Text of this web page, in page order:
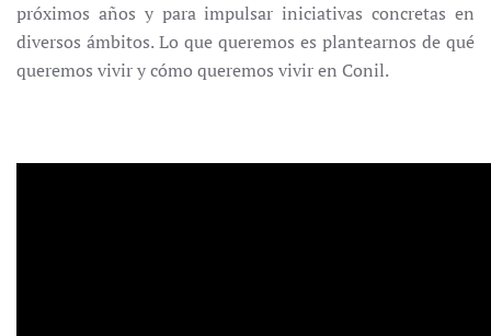
próximos años y para impulsar iniciativas concretas en
diversos ámbitos. Lo que queremos es plantearnos de qué
queremos vivir y cómo queremos vivir en Conil.